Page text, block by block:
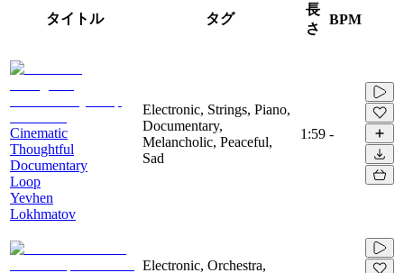
タイトル タグ
長
さ
BPM
Cinematic
Thoughtful
Documentary
Loop
Yevhen
Lokhmatov
Electronic, Strings, Piano,
Documentary,
Melancholic, Peaceful,
Sad
1:59 -
Electronic, Orchestra,